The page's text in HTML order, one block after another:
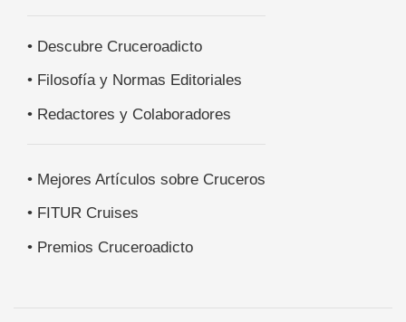
• Descubre Cruceroadicto
• Filosofía y Normas Editoriales
• Redactores y Colaboradores
• Mejores Artículos sobre Cruceros
• FITUR Cruises
• Premios Cruceroadicto